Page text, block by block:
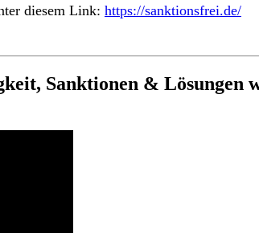
diesem Link: https://sanktionsfrei.de/
Sanktionen & Lösungen